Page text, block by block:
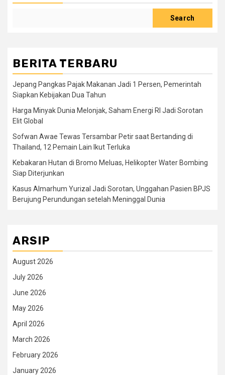
Search
BERITA TERBARU
Jepang Pangkas Pajak Makanan Jadi 1 Persen, Pemerintah
Siapkan Kebijakan Dua Tahun
Harga Minyak Dunia Melonjak, Saham Energi RI Jadi Sorotan
Elit Global
Sofwan Awae Tewas Tersambar Petir saat Bertanding di
Thailand, 12 Pemain Lain Ikut Terluka
Kebakaran Hutan di Bromo Meluas, Helikopter Water Bombing
Siap Diterjunkan
Kasus Almarhum Yurizal Jadi Sorotan, Unggahan Pasien BPJS
Berujung Perundungan setelah Meninggal Dunia
ARSIP
August 2026
July 2026
June 2026
May 2026
April 2026
March 2026
February 2026
January 2026